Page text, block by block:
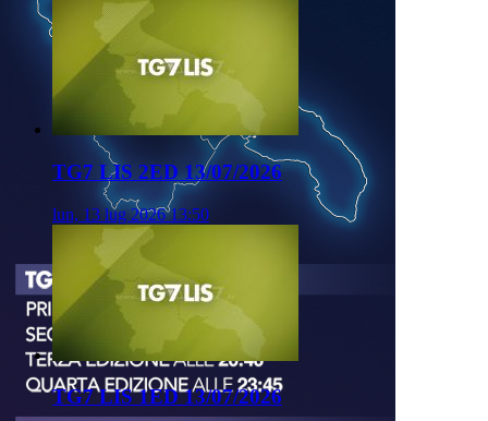
TG7 LIS 2ED 13/07/2026
lun, 13 lug 2026 13:50
TG7 LIS 1ED 13/07/2026